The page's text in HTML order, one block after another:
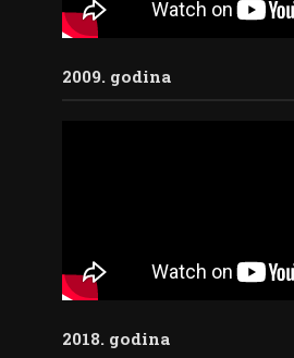
2009. godina
2018. godina